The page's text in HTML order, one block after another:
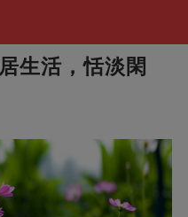
生活，恬淡閑